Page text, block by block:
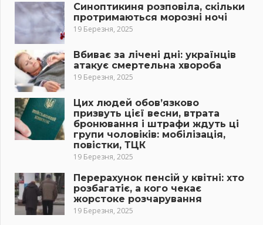
Синоптикиня розповіла, скільки
протримаються морозні ночі
19 Березня, 2025
Вбиває за лічені дні: українців
атакує смертельна хвороба
19 Березня, 2025
Цих людей обов’язково
призвуть цієї весни, втрата
бронювання і штрафи ждуть ці
групи чоловіків: мобілізація,
повістки, ТЦК
19 Березня, 2025
Перерахунок пенсій у квітні: хто
розбагатіє, а кого чекає
жорстоке розчарування
19 Березня, 2025